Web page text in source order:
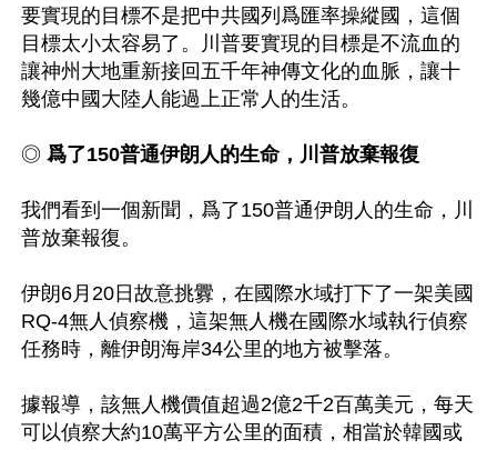
要實現的目標不是把中共國列爲匯率操縱國，這個
目標太小太容易了。川普要實現的目標是不流血的
讓神州大地重新接回五千年神傳文化的血脈，讓十
幾億中國大陸人能過上正常人的生活。
◎ 爲了150普通伊朗人的生命，川普放棄報復
我們看到一個新聞，爲了150普通伊朗人的生命，川
普放棄報復。
伊朗6月20日故意挑釁，在國際水域打下了一架美國
RQ-4無人偵察機，這架無人機在國際水域執行偵察
任務時，離伊朗海岸34公里的地方被擊落。
據報導，該無人機價值超過2億2千2百萬美元，每天
可以偵察大約10萬平方公里的面積，相當於韓國或